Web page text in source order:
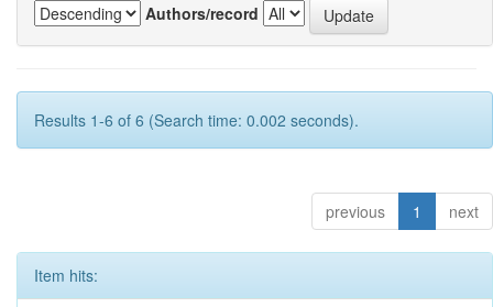
Authors/record
Results 1-6 of 6 (Search time: 0.002 seconds).
previous 1 next
Item hits: